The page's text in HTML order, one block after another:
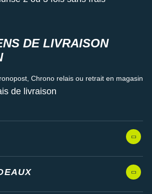
DE LIVRAISON
Chrono relais ou retrait en magasin
de livraison